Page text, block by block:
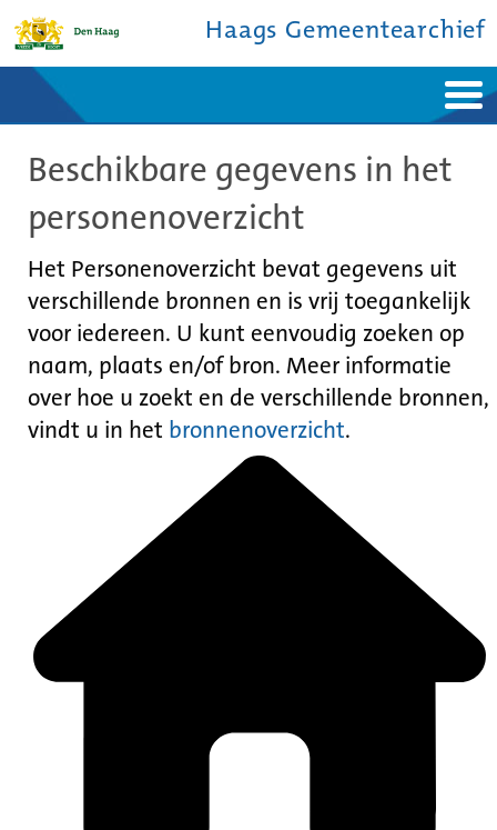
Haags Gemeentearchief
Ontdek de stad
De studiezaal
Bronnen en collecties
Contact
Beschikbare gegevens in het
personenoverzicht
Het Personenoverzicht bevat gegevens uit
verschillende bronnen en is vrij toegankelijk
voor iedereen. U kunt eenvoudig zoeken op
naam, plaats en/of bron. Meer informatie
over hoe u zoekt en de verschillende bronnen,
vindt u in het bronnenoverzicht.